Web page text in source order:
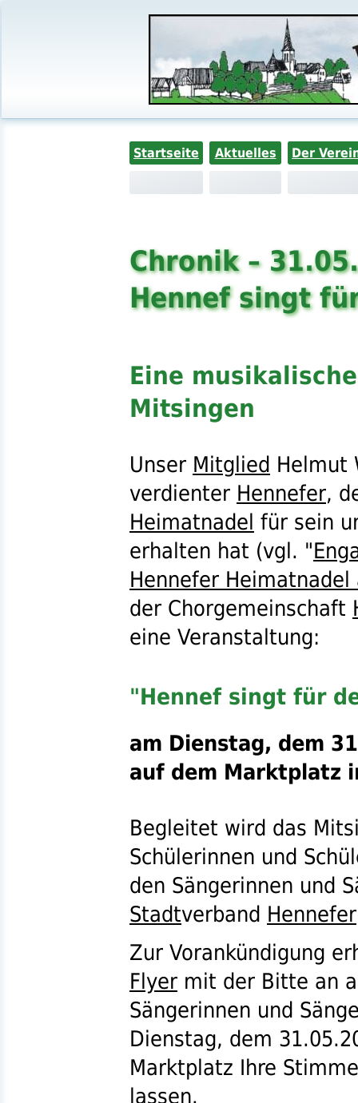
Startseite Aktuelles Der
Chronik –
Hennef singt
Eine
Mitsingen
Unser Mitglied Helmut
verdienter Hennefer,
Heimatnadel für sein
erhalten hat (vgl. "
Hennefer Heimatnadel
der Chorgemeinschaft
eine Veranstaltung:
"Hennef singt für
am Dienstag, dem
auf dem Marktplatz
Begleitet wird das
Schülerinnen und
den Sängerinnen und
Stadtverband Hennefer
Zur Vorankündigung
Flyer mit der Bitte an
Sängerinnen und
Dienstag, dem
Marktplatz Ihre
lassen.